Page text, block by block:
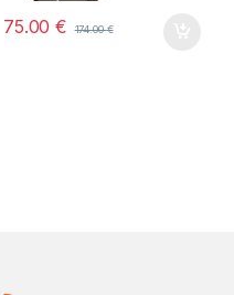
75.00€ 174.00€